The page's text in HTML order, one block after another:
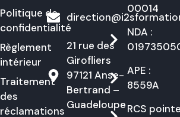
Politique de
confidentialité
Règlement
intérieur
Traitement
des
réclamations
21 rue des
Girofliers
97121 Anse-
Bertrand –
Guadeloupe
00014
NDA :
APE :
8559A
RCS